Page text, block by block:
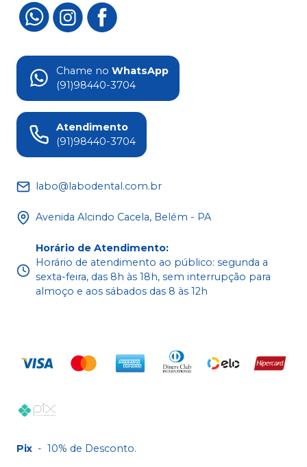
Chame no WhatsApp
(91)98440-3704
Atendimento
(91)98440-3704
labo@labodental.com.br
Avenida Alcindo Cacela, Belém - PA
Horário de Atendimento:
Horário de atendimento ao público: segunda a
sexta-feira, das 8h às 18h, sem interrupção para
almoço e aos sábados das 8 às 12h
Pix - 10% de Desconto.